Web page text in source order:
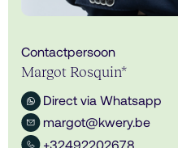
Contactpersoon
Margot Rosquin*
Direct via Whatsapp
margot@kwery.be
+32492202678